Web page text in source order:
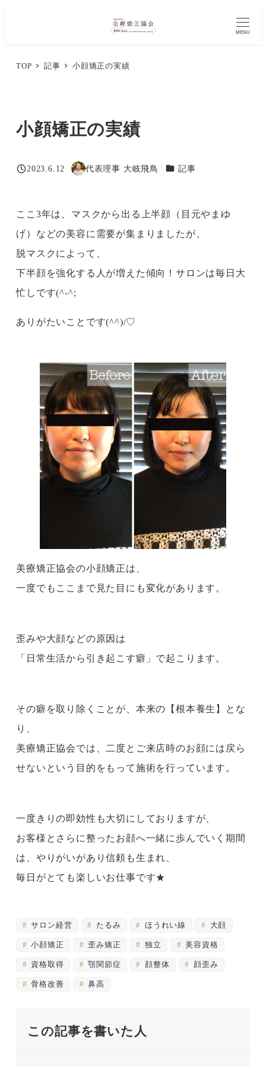
MENU
TOP 記事 小顔矯正の実績
小顔矯正の実績
投稿日
2023.6.12
著
代表理事 大岐飛鳥 カテゴリー
記事
ここ3年は、マスクから出る上半顔（目元やまゆ
げ）などの美容に需要が集まりましたが、
脱マスクによって、
下半顔を強化する人が増えた傾向！サロンは毎日大
忙しです(^-^;
ありがたいことです(^^)/♡
美療矯正協会の小顔矯正は、
一度でもここまで見た目にも変化があります。
歪みや大顔などの原因は
「日常生活から引き起こす癖」で起こります。
その癖を取り除くことが、本来の【根本養生】とな
り、
美療矯正協会では、二度とご来店時のお顔には戻ら
せないという目的をもって施術を行っています。
一度きりの即効性も大切にしておりますが、
お客様とさらに整ったお顔へ一緒に歩んでいく期間
は、やりがいがあり信頼も生まれ、
毎日がとても楽しいお仕事です★
サロン経営 たるみ ほうれい線 大顔
小顔矯正 歪み矯正 独立 美容資格
資格取得 顎関節症 顔整体 顔歪み
骨格改善 鼻高
この記事を書いた人